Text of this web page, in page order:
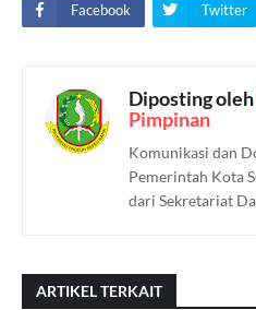
Facebook Twitter
Diposting oleh
Pimpinan
Komunikasi dan
Pemerintah Kota
dari Sekretariat
ARTIKEL TERKAIT